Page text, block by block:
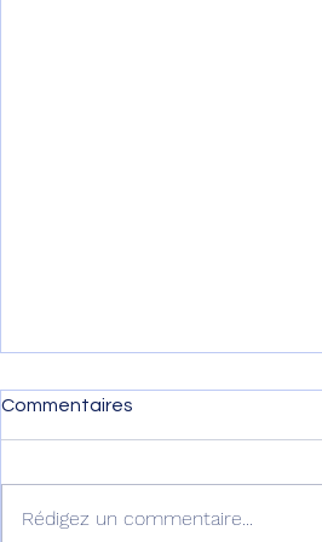
Commentaires
Rédigez un commentaire...